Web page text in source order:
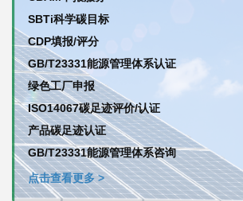
SBTi科学碳目标
CDP填报/评分
GB/T23331能源管理体系认证
绿色工厂申报
ISO14067碳足迹评价/认证
产品碳足迹认证
GB/T23331能源管理体系咨询
点击查看更多 >